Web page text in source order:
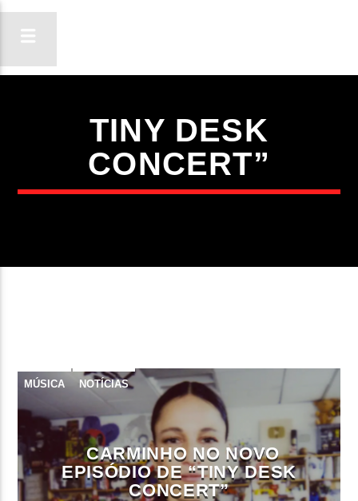
ON FM
LIGA-TE
FAIXA ATUAL
TÍTULO
ARTISTA
TINY DESK
CONCERT”
MÚSICA NOTÍCIAS
CARMINHO NO NOVO
EPISÓDIO DE “TINY DESK
CONCERT”